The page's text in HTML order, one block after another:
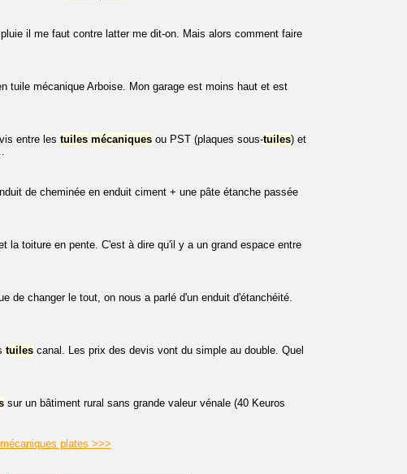
il me faut contre latter me dit-on. Mais alors comment faire
tuile mécanique Arboise. Mon garage est moins haut et est
entre les tuiles mécaniques ou PST (plaques sous-tuiles) et
de cheminée en enduit ciment + une pâte étanche passée
la toiture en pente. C'est à dire qu'il y a un grand espace entre
de changer le tout, on nous a parlé d'un enduit d'étanchéité.
tuiles canal. Les prix des devis vont du simple au double. Quel
sur un bâtiment rural sans grande valeur vénale (40 Keuros
plates >>>